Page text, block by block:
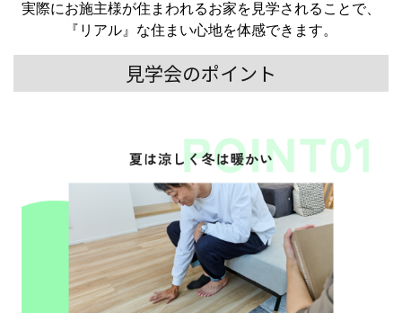
実際にお施主様が住まわれるお家を見学されることで、
『リアル』な住まい心地を体感できます。
見学会のポイント